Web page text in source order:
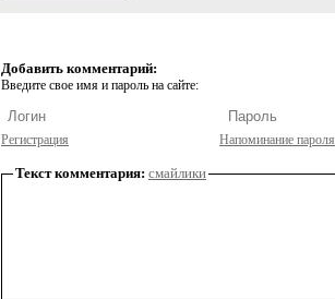
Добавить комментарий:
Введите свое имя и пароль на сайте:
Регистрация Напоминание пароля
Текст комментария: смайлики